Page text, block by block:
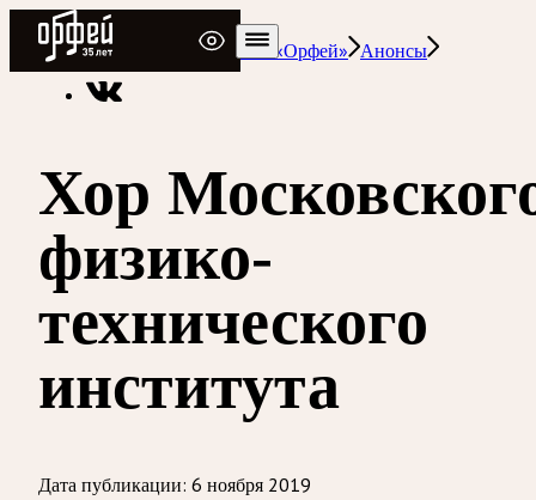
Радио Орфей
Радио классической музыки «Орфей» Анонсы
Хор
физико-
технического
института
Дата публикации: 6 ноября 2019